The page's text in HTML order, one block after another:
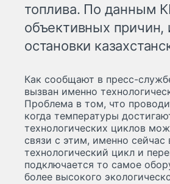
топлива. По данным
объективных
остановки
Как сообщают в пресс-
вызван именно
Проблема в том, что
когда температуры
технологических циклов
связи с этим, именно
технологический цикл и
подключается то самое
более высокого